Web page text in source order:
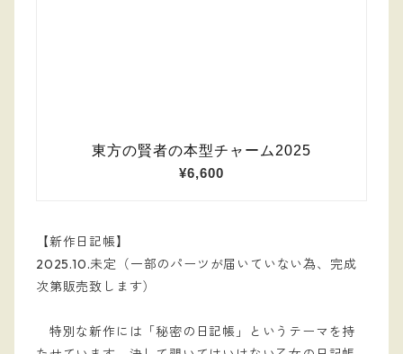
【新作日記帳】
2025.10.未定（一部のパーツが届いていない為、完成
次第販売致します）
特別な新作には「秘密の日記帳」というテーマを持